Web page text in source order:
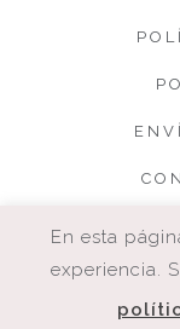
En esta
experiencia.